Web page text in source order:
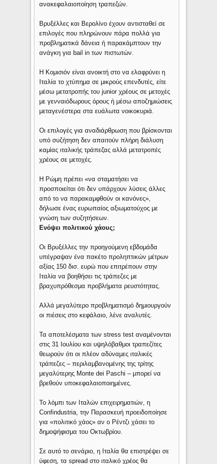
ανακεφαλαιοποίηση τραπεζών.
Βρυξέλλες και Βερολίνο έχουν αντισταθεί σε
επιλογές που πληρώνουν πάρα πολλά για
προβληματικά δάνεια ή παρακάμπτουν την
ανάγκη για bail in των πιστωτών.
Η Κομισιόν είναι ανοικτή στο να ελαφρύνει η
Ιταλία το χτύπημα σε μικρούς επενδυτές, είτε
μέσω μετατροπής του junior χρέους σε μετοχές
με γενναιόδωρους όρους ή μέσω αποζημιώσεις
μεταγενέστερα στα ευάλωτα νοικοκυριά.
Οι επιλογές για αναδιάρθρωση που βρίσκονται
υπό συζήτηση δεν απαιτούν πλήρη διάλυση
καμίας ιταλικής τράπεζας αλλά μετατροπές
χρέους σε μετοχές.
Η Ρώμη πρέπει «να σταματήσει να
προσποιείται ότι δεν υπάρχουν λύσεις άλλες
από το να παρακαμφθούν οι κανόνες»,
δήλωσε ένας ευρωπαίος αξιωματούχος με
γνώση των συζητήσεων.
Ενόψει πολιτικού χάους;
Οι Βρυξέλλες την προηγούμενη εβδομάδα
υπέγραψαν ένα πακέτο προληπτικών μέτρων
αξίας 150 δισ. ευρώ που επιτρέπουν στην
Ιταλία να βοηθήσει τις τράπεζες με
βραχυπρόθεσμα προβλήματα ρευστότητας.
Αλλά μεγαλύτερο προβληματισμό δημιουργούν
οι πιέσεις στο κεφάλαιο, λένε αναλυτές.
Τα αποτελέσματα των stress test αναμένονται
στις 31 Ιουλίου και υψηλόβαθμοι τραπεζίτες
θεωρούν ότι οι πλέον αδύναμες ιταλικές
τράπεζες – περιλαμβανομένης της τρίτης
μεγαλύτερης Monte dei Paschi – μπορεί να
βρεθούν υποκεφαλαιοποιημένες.
Το λόμπι των Ιταλών επιχειρηματιών, η
Confindustria, την Παρασκευή προειδοποίησε
για «πολιτικό χάος» αν ο Ρέντζι χάσει το
δημοψήφισμα του Οκτωβρίου.
Σε αυτό το σενάριο, η Ιταλία θα επιστρέψει σε
ύφεση, τα spread στο ιταλικό χρέος θα